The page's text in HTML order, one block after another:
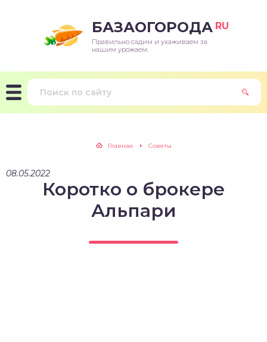
БАЗАОГОРОДА RU
Правильно садим и ухаживаем за
нашим урожаем.
Главная Советы
08.05.2022
Коротко о брокере
Альпари